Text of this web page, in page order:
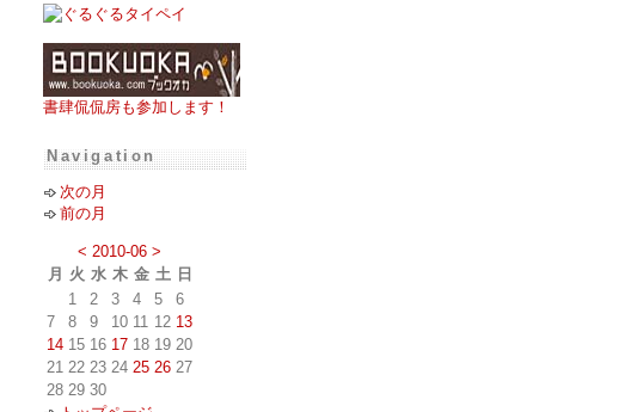
書肆侃侃房も参加します！
Navigation
次の月
前の月
< 2010-06 >
月
火 水 木 金 土 日
1
2 3 4 5
6
7
8 9 10 11 12 13
14 15 16 17 18 19 20
21 22 23 24 25 26 27
28 29 30